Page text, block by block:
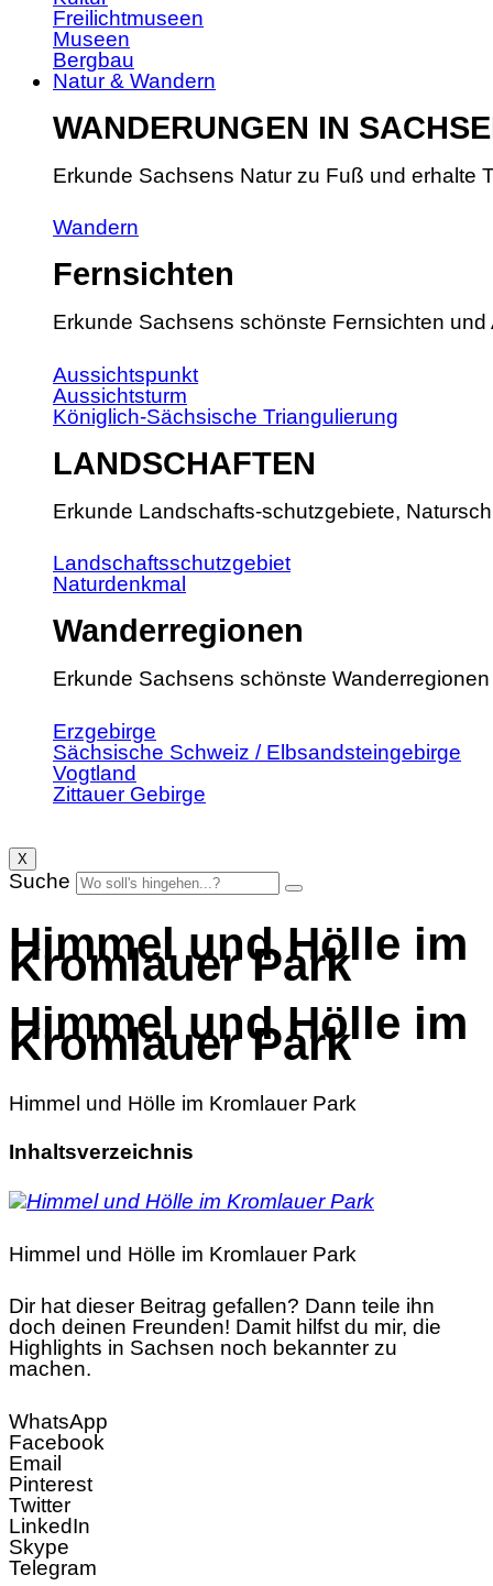
Freilichtmuseen
Museen
Bergbau
Natur & Wandern
WANDERUNGEN IN
Erkunde Sachsens Natur zu Fuß und erhalte
Wandern
Fernsichten
Erkunde Sachsens schönste Fernsichten und
Aussichtspunkt
Aussichtsturm
Königlich-Sächsische Triangulierung
LANDSCHAFTEN
Erkunde Landschafts-schutzgebiete,
Landschaftsschutzgebiet
Naturdenkmal
Wanderregionen
Erkunde Sachsens schönste Wanderregionen
Erzgebirge
Sächsische Schweiz / Elbsandsteingebirge
Vogtland
Zittauer Gebirge
X
Suche
Himmel und Hölle im
Kromlauer Park
Himmel und Hölle im
Kromlauer Park
Himmel und Hölle im Kromlauer Park
Inhaltsverzeichnis
Himmel und Hölle im Kromlauer Park
Dir hat dieser Beitrag gefallen? Dann teile ihn
doch deinen Freunden! Damit hilfst du mir, die
Highlights in Sachsen noch bekannter zu
machen.
WhatsApp
Facebook
Email
Pinterest
Twitter
LinkedIn
Skype
Telegram